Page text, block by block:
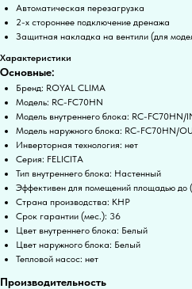
Автоматическая перезагрузка
2-х стороннее подключение дренажа
Защитная накладка на вентили (для
Характеристики
Основные:
Бренд: ROYAL CLIMA
Модель: RC-FC70HN
Модель внутреннего блока: RC-FC70HN/
Модель наружного блока: RC-FC70HN/
Инверторная технология: нет
Серия: FELICITA
Тип внутреннего блока: Настенный
Эффективен для помещений площадью до
Страна производства: КНР
Срок гарантии (мес.): 36
Цвет внутреннего блока: Белый
Цвет наружного блока: Белый
Тепловой насос: нет
Производительность